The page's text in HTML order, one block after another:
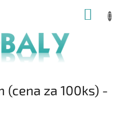
KOŠÍK
(cena za 100ks) -